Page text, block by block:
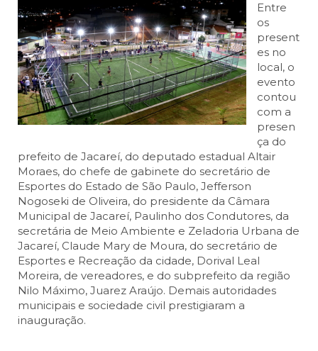
Entre
os
present
es no
local, o
evento
contou
com a
presen
ça do
prefeito de Jacareí, do deputado estadual Altair
Moraes, do chefe de gabinete do secretário de
Esportes do Estado de São Paulo, Jefferson
Nogoseki de Oliveira, do presidente da Câmara
Municipal de Jacareí, Paulinho dos Condutores, da
secretária de Meio Ambiente e Zeladoria Urbana de
Jacareí, Claude Mary de Moura, do secretário de
Esportes e Recreação da cidade, Dorival Leal
Moreira, de vereadores, e do subprefeito da região
Nilo Máximo, Juarez Araújo. Demais autoridades
municipais e sociedade civil prestigiaram a
inauguração.